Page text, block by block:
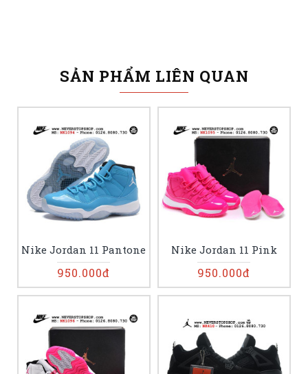
SẢN PHẨM LIÊN QUAN
Nike Jordan 11 Pantone
950.000đ
Nike Jordan 11 Pink
950.000đ